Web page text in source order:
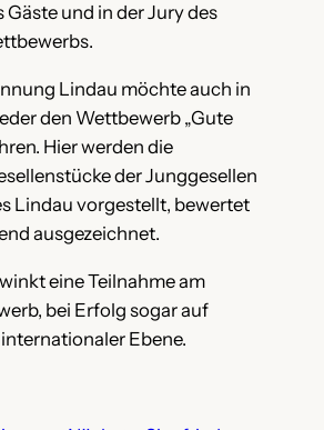
Gäste und in der Jury des
Lindau möchte auch in
den Wettbewerb „Gute
Hier werden die
der Junggesellen
Lindau vorgestellt, bewertet
ausgezeichnet.
eine Teilnahme am
bei Erfolg sogar auf
Ebene.